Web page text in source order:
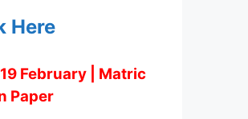
Here
February | Matric
Paper